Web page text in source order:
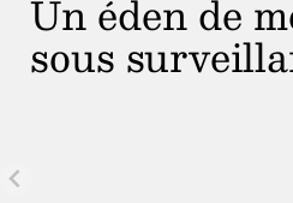
Un éden de mots
sous